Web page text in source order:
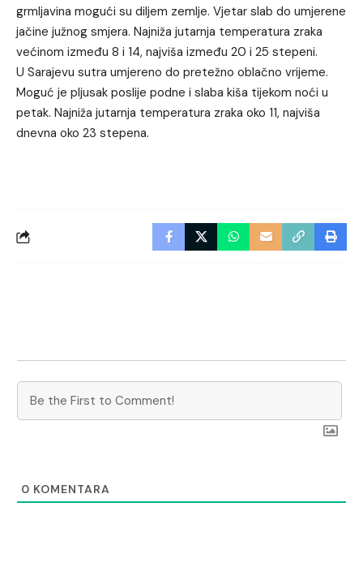
grmljavina mogući su diljem zemlje. Vjetar slab do umjerene
jačine južnog smjera. Najniža jutarnja temperatura zraka
većinom između 8 i 14, najviša između 20 i 25 stepeni.
U Sarajevu sutra umjereno do pretežno oblačno vrijeme.
Moguć je pljusak poslije podne i slaba kiša tijekom noći u
petak. Najniža jutarnja temperatura zraka oko 11, najviša
dnevna oko 23 stepena.
0 KOMENTARA